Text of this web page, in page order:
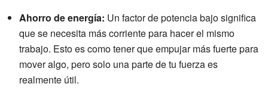
Ahorro de energía: Un factor de potencia bajo significa
que se necesita más corriente para hacer el mismo
trabajo. Esto es como tener que empujar más fuerte para
mover algo, pero solo una parte de tu fuerza es
realmente útil.